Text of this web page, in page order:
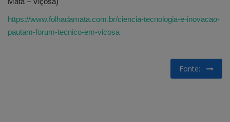
https://www.folhadamata.com.br/ciencia-tecnologia-e-inovacao-
pautam-forum-tecnico-em-vicosa
Fonte: